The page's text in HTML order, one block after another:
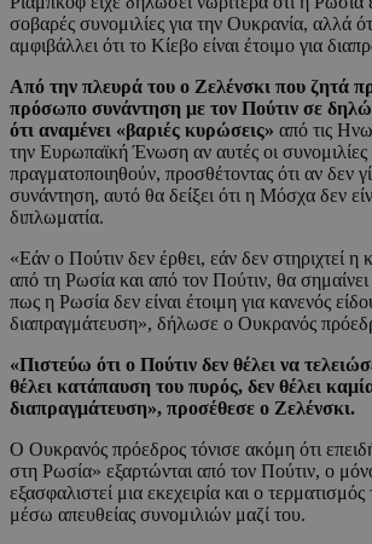
σοβαρές συνομιλίες για την Ουκρανία, αλλά
αμφιβάλλει ότι το Κίεβο είναι έτοιμο για
Από την πλευρά του ο Ζελένσκι που ζητά
πρόσωπο συνάντηση με τον Πούτιν σε
ότι αναμένει «βαριές κυρώσεις» από τις
την Ευρωπαϊκή Ένωση αν αυτές οι συνομιλίες
πραγματοποιηθούν, προσθέτοντας ότι αν δεν
συνάντηση, αυτό θα δείξει ότι η Μόσχα δεν
διπλωματία.
«Εάν ο Πούτιν δεν έρθει, εάν δεν στηριχτεί
από τη Ρωσία και από τον Πούτιν, θα
πως η Ρωσία δεν είναι έτοιμη για κανενός
διαπραγμάτευση», δήλωσε ο Ουκρανός
«Πιστεύω ότι ο Πούτιν δεν θέλει να
θέλει κατάπαυση του πυρός, δεν θέλει
διαπραγμάτευση», προσέθεσε ο Ζελένσκι.
Ο Ουκρανός πρόεδρος τόνισε ακόμη ότι
στη Ρωσία» εξαρτώνται από τον Πούτιν, ο
εξασφαλιστεί μια εκεχειρία και ο
μέσω απευθείας συνομιλιών μαζί του.